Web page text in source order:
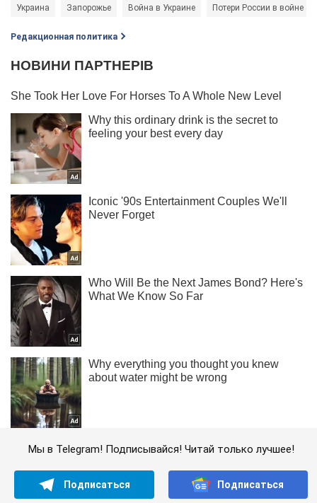
Украина Запорожье Война в Украине Потери России в войне с
Редакционная политика
Мы в Telegram! Подписывайся! Читай только лучшее!
Подписаться Подписаться